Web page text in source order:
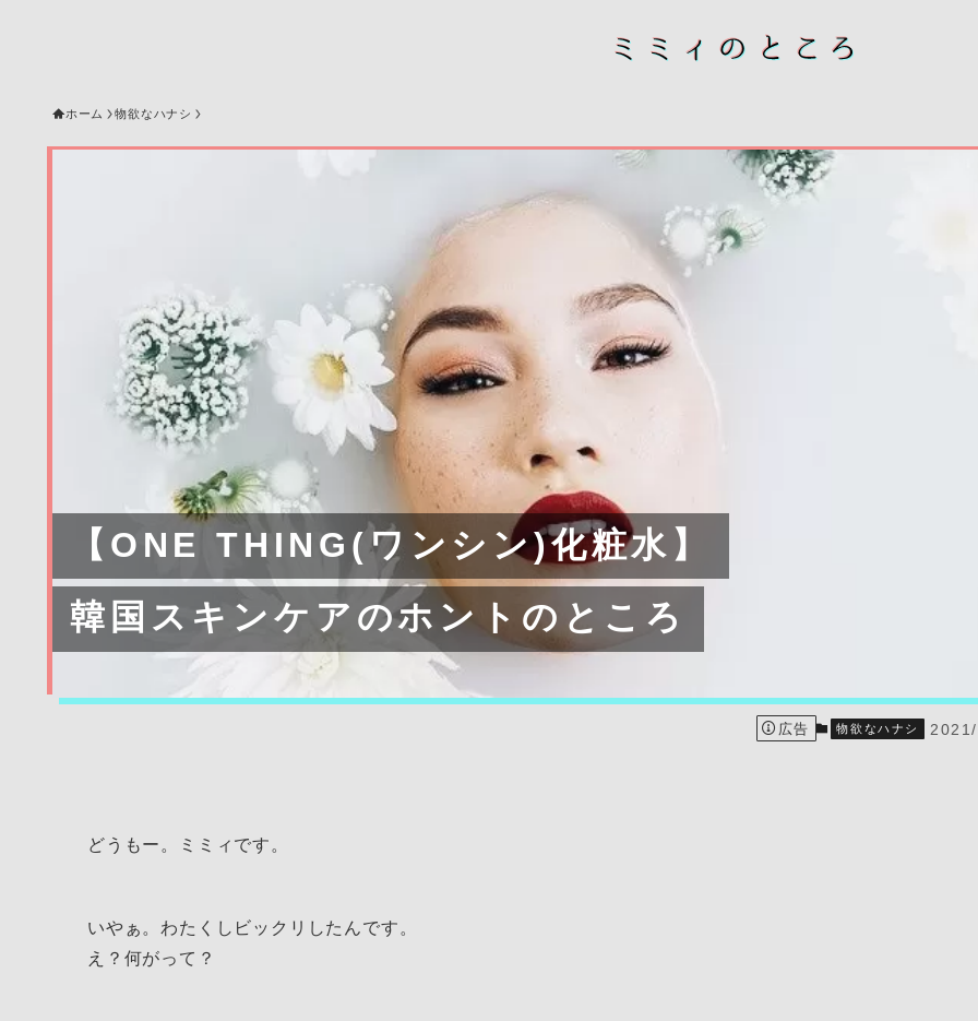
ホーム 物欲なハナシ
【ONE THING(ワンシン)化粧水】
韓国スキンケアのホントのところ
広告 物欲なハナシ
どうもー。ミミィです。
いやぁ。わたくしビックリしたんです。
え？何がって？